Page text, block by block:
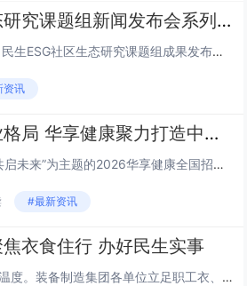
民生ESG社区生态研究课题组新闻发布会系列 | 王栎篇
2026年7月30日，北京。民生ESG社区生态研究课题组成果发布会上，三公平台董事长王栎就平台核心定位、建设路径及未来规...
资讯
数智融合重构产业格局 华享健康聚力打造中医健康新生态
6月28日，以“数智中医 共启未来”为主题的2026华享健康全国招商发布会在山东济南举行。本次大会汇聚政府主管部门领导、...
#最新资讯
衣食住行 办好民生实事
民生连着民心，细节彰显温度。装备制造集团各单位立足职工衣、食、住、行日常生活需求，精准对接急难愁盼，推出一系列务实暖心举...